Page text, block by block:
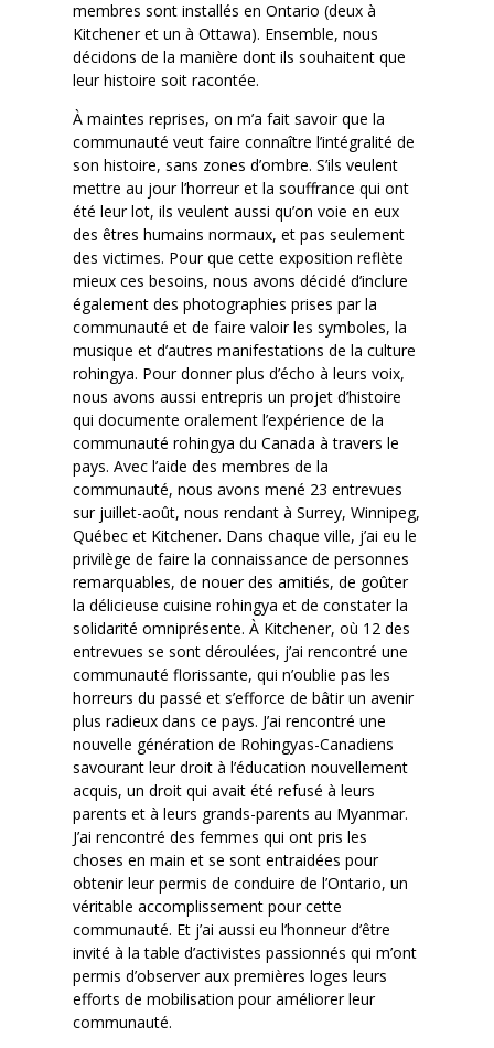
membres sont installés en Ontario (deux à
Kitchener et un à Ottawa). Ensemble, nous
décidons de la manière dont ils souhaitent que
leur histoire soit racontée.
À maintes reprises, on m’a fait savoir que la
communauté veut faire connaître l’intégralité de
son histoire, sans zones d’ombre. S’ils veulent
mettre au jour l’horreur et la souffrance qui ont
été leur lot, ils veulent aussi qu’on voie en eux
des êtres humains normaux, et pas seulement
des victimes. Pour que cette exposition reflète
mieux ces besoins, nous avons décidé d’inclure
également des photographies prises par la
communauté et de faire valoir les symboles, la
musique et d’autres manifestations de la culture
rohingya. Pour donner plus d’écho à leurs voix,
nous avons aussi entrepris un projet d’histoire
qui documente oralement l’expérience de la
communauté rohingya du Canada à travers le
pays. Avec l’aide des membres de la
communauté, nous avons mené 23 entrevues
sur juillet-août, nous rendant à Surrey, Winnipeg,
Québec et Kitchener. Dans chaque ville, j’ai eu le
privilège de faire la connaissance de personnes
remarquables, de nouer des amitiés, de goûter
la délicieuse cuisine rohingya et de constater la
solidarité omniprésente. À Kitchener, où 12 des
entrevues se sont déroulées, j’ai rencontré une
communauté florissante, qui n’oublie pas les
horreurs du passé et s’efforce de bâtir un avenir
plus radieux dans ce pays. J’ai rencontré une
nouvelle génération de Rohingyas-Canadiens
savourant leur droit à l’éducation nouvellement
acquis, un droit qui avait été refusé à leurs
parents et à leurs grands-parents au Myanmar.
J’ai rencontré des femmes qui ont pris les
choses en main et se sont entraidées pour
obtenir leur permis de conduire de l’Ontario, un
véritable accomplissement pour cette
communauté. Et j’ai aussi eu l’honneur d’être
invité à la table d’activistes passionnés qui m’ont
permis d’observer aux premières loges leurs
efforts de mobilisation pour améliorer leur
communauté.